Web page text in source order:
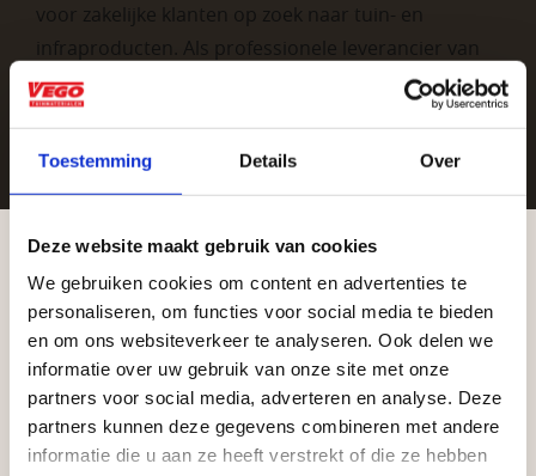
Toestemming Details Over
Deze website maakt gebruik van cookies
We gebruiken cookies om content en advertenties te
personaliseren, om functies voor social media te bieden
en om ons websiteverkeer te analyseren. Ook delen we
informatie over uw gebruik van onze site met onze
partners voor social media, adverteren en analyse. Deze
partners kunnen deze gegevens combineren met andere
informatie die u aan ze heeft verstrekt of die ze hebben
voor zakelijke klanten op zoek naar tuin- en
infraproducten. Als professionele leverancier van
tuinmaterialen bieden wij een breed assortiment
aan producten van topkwaliteit. Lees meer over de
zakelijke mogelijkheden.
Vrijblijvend advies?
Aangepaste openingstijden tijdens de
vakantieperiode
Waardenburg en Vego Dordrecht hanteren tijdens
de vakantieperiode aangepaste openingstijden op
zaterdag. Bekijk de vestigingspagina voor de